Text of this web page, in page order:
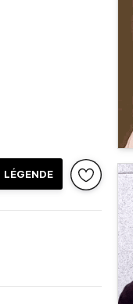
LÉGENDE